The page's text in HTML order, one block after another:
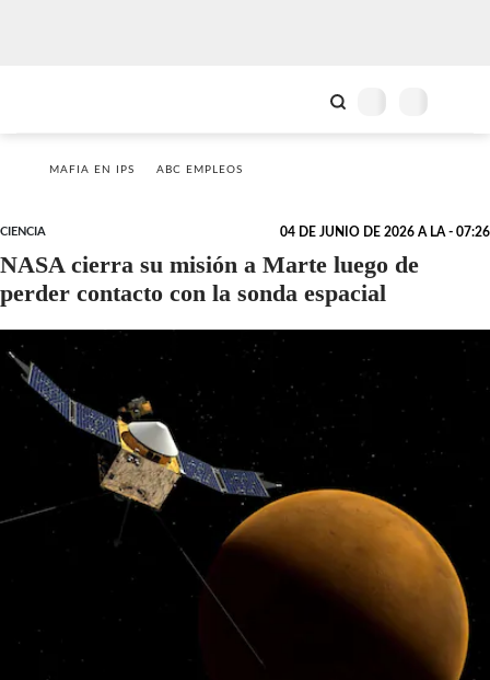
MAFIA EN IPS ABC EMPLEOS
CIENCIA 04 DE JUNIO DE 2026 A LA - 07:26
NASA cierra su misión a Marte luego de
perder contacto con la sonda espacial